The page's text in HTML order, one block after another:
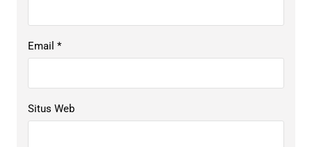
Email *
Situs Web